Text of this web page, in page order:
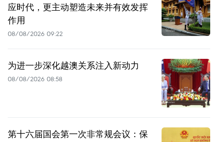
应时代，更主动塑造未来并有效发挥
作用
08/08/2026 09:22
为进一步深化越澳关系注入新动力
08/08/2026 08:58
第十六届国会第一次非常规会议：保